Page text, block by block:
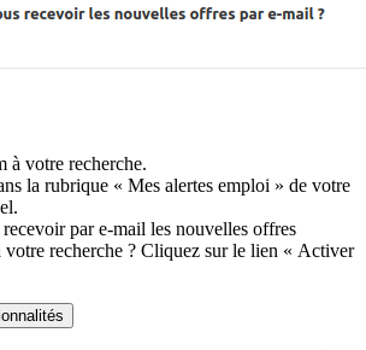
à votre recherche.
la rubrique « Mes alertes emploi » de votre
par e-mail les nouvelles offres
votre recherche ? Cliquez sur le lien « Activer